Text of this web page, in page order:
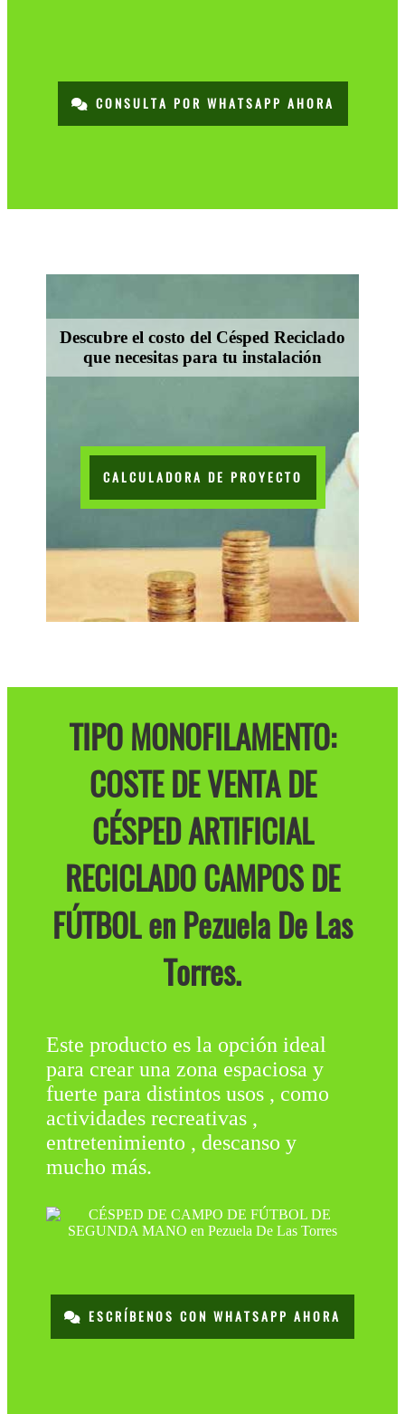
CONSULTA POR WHATSAPP AHORA
Descubre el costo del Césped Reciclado
que necesitas para tu instalación
CALCULADORA DE PROYECTO
TIPO MONOFILAMENTO:
COSTE DE VENTA DE
CÉSPED ARTIFICIAL
RECICLADO CAMPOS DE
FÚTBOL en Pezuela De Las
Torres.
Este producto es la opción ideal
para crear una zona espaciosa y
fuerte para distintos usos , como
actividades recreativas ,
entretenimiento , descanso y
mucho más.
ESCRÍBENOS CON WHATSAPP AHORA